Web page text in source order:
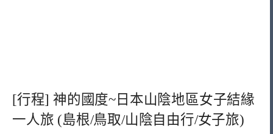
[行程] 神的國度~日本山陰地區女子結緣
一人旅 (島根/鳥取/山陰自由行/女子旅)